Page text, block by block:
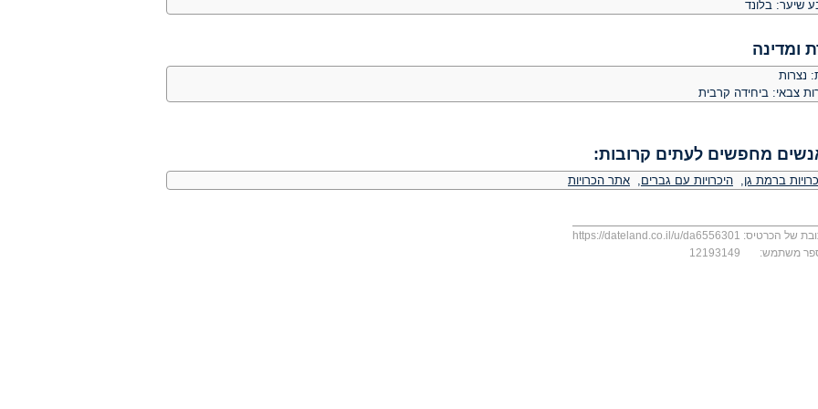
שיער: בלונד
ומדינה
נצרות
צבאי: ביחידה קרבית
מחפשים לעתים קרובות:
ברמת גן, היכרויות עם גברים, אתר הכרויות
של הכרטיס: https://dateland.co.il/u/da6556301
משתמש:
12193149